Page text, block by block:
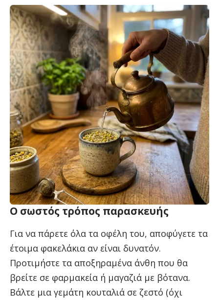
Ο σωστός τρόπος παρασκευής
Για να πάρετε όλα τα οφέλη του, αποφύγετε τα
έτοιμα φακελάκια αν είναι δυνατόν.
Προτιμήστε τα αποξηραμένα άνθη που θα
βρείτε σε φαρμακεία ή μαγαζιά με βότανα.
Βάλτε μια γεμάτη κουταλιά σε ζεστό (όχι